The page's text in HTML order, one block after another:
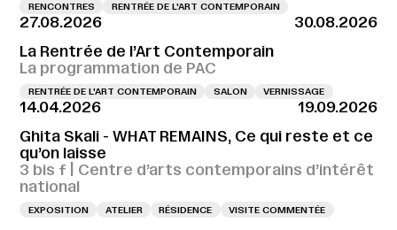
RENCONTRES RENTRÉE DE L'ART CONTEMPORAIN
27.08.2026
30.08.2026
La Rentrée de l’Art Contemporain
La programmation de PAC
RENTRÉE DE L'ART CONTEMPORAIN SALON VERNISSAGE
14.04.2026
19.09.2026
Ghita Skali - WHAT REMAINS, Ce qui reste et ce
qu’on laisse
3 bis f | Centre d’arts contemporains d’intérêt
national
EXPOSITION ATELIER RÉSIDENCE VISITE COMMENTÉE